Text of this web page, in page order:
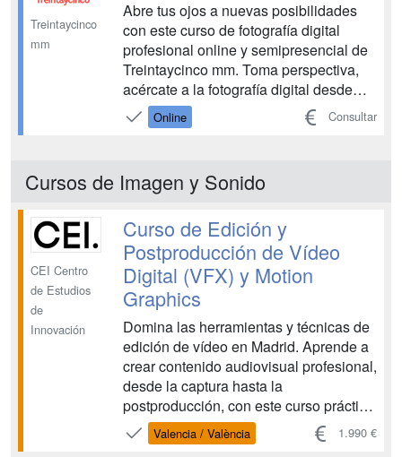
Treintaycinco
mm
Abre tus ojos a nuevas posibilidades
con este curso de fotografía digital
profesional online y semipresencial de
Treintaycinco mm. Toma perspectiva,
acércate a la fotografía digital desde
todos los ángulos y disfruta cumpliendo
tus sueños. Sin saturación, a tu ritmo.
aporta...
Online Consultar
Cursos de Imagen y Sonido
CEI Centro
de Estudios
de
Innovación
Curso de Edición y
Postproducción de Vídeo
Digital (VFX) y Motion
Graphics
Domina las herramientas y técnicas de
edición de vídeo en Madrid. Aprende a
crear contenido audiovisual profesional,
desde la captura hasta la
postproducción, con este curso práctico
e intensivo. Desarrolla tus habilidades y
comienza tu carrera en la industria
Valencia / València 1.990 €